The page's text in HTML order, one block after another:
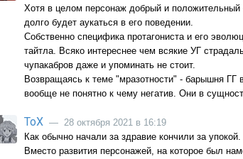
Хотя в целом персонаж добрый и
долго будет аукаться в его поведении.
Собственно специфика протагониста и его
тайтла. Всяко интереснее чем всякие УГ
чупакабров даже и упоминать не стоит.
Возвращаясь к теме "мразотности" - барышня ГГ
вообще не понятно к чему негатив. Они в
ТоХ — 28 октября 2021 в 16:19
Как обычно начали за здравие кончили за упокой.
Вместо развития персонажей, на которое был